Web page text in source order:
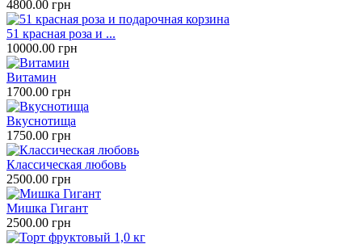
4800.00 грн
51 красная роза и ...
10000.00 грн
Витамин
1700.00 грн
Вкуснотища
1750.00 грн
Классическая любовь
2500.00 грн
Мишка Гигант
2500.00 грн